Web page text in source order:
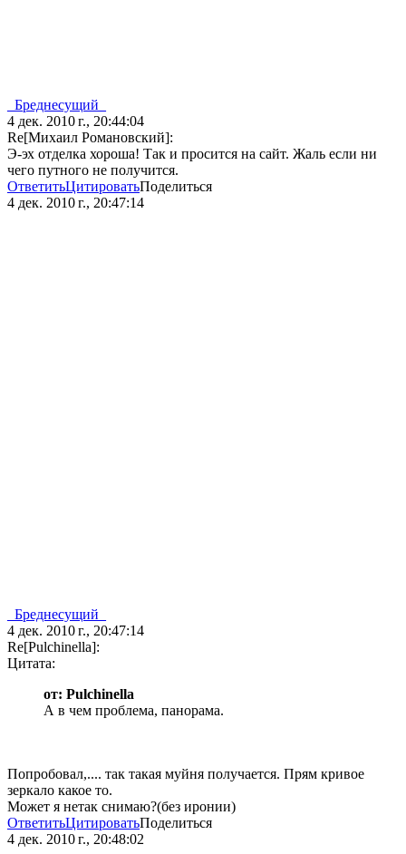
_Бреднесущий_
4 дек. 2010 г., 20:44:04
Re[Михаил Романовский]:
Э-эх отделка хороша! Так и просится на сайт. Жаль если ни
чего путного не получится.
ОтветитьЦитироватьПоделиться
4 дек. 2010 г., 20:47:14
_Бреднесущий_
4 дек. 2010 г., 20:47:14
Re[Pulchinella]:
Цитата:
от: Pulchinella
А в чем проблема, панорама.
Попробовал,.... так такая муйня получается. Прям кривое
зеркало какое то.
Может я нетак снимаю?(без иронии)
ОтветитьЦитироватьПоделиться
4 дек. 2010 г., 20:48:02